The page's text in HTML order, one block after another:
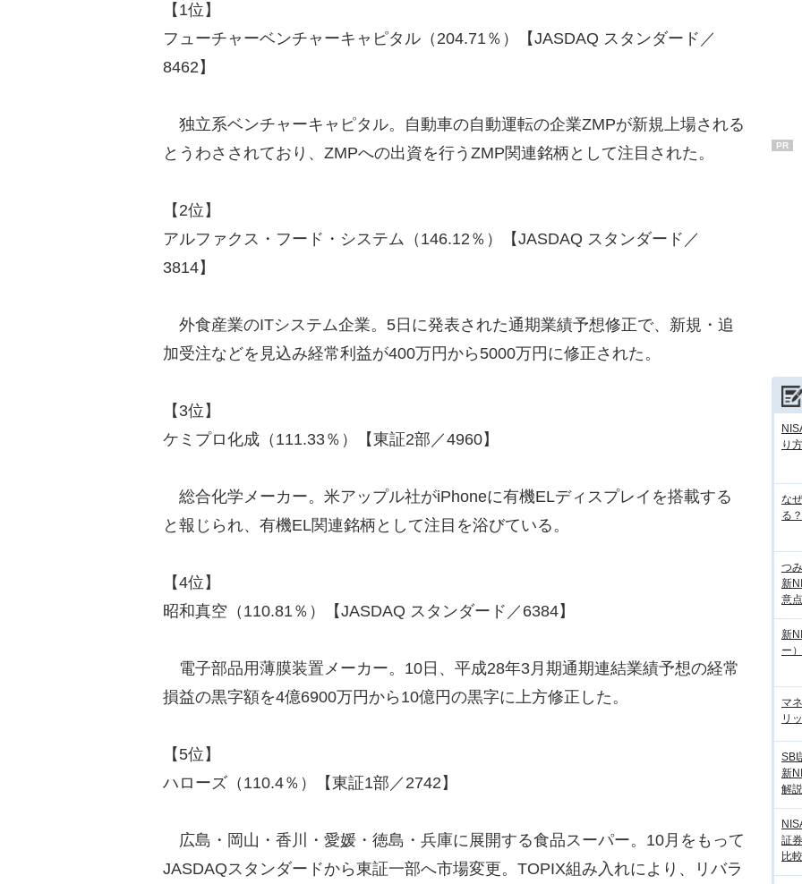
【1位】
フューチャーベンチャーキャピタル（204.71％）【JASDAQ スタンダード／
8462】
独立系ベンチャーキャピタル。自動車の自動運転の企業ZMPが新規上場される
とうわさされており、ZMPへの出資を行うZMP関連銘柄として注目された。
【2位】
アルファクス・フード・システム（146.12％）【JASDAQ スタンダード／
3814】
外食産業のITシステム企業。5日に発表された通期業績予想修正で、新規・追
加受注などを見込み経常利益が400万円から5000万円に修正された。
【3位】
ケミプロ化成（111.33％）【東証2部／4960】
総合化学メーカー。米アップル社がiPhoneに有機ELディスプレイを搭載する
と報じられ、有機EL関連銘柄として注目を浴びている。
【4位】
昭和真空（110.81％）【JASDAQ スタンダード／6384】
電子部品用薄膜装置メーカー。10日、平成28年3月期通期連結業績予想の経常
損益の黒字額を4億6900万円から10億円の黒字に上方修正した。
【5位】
ハローズ（110.4％）【東証1部／2742】
広島・岡山・香川・愛媛・徳島・兵庫に展開する食品スーパー。10月をもって
JASDAQスタンダードから東証一部へ市場変更。TOPIX組み入れにより、リバラ
PR
り
な
る
つ
新
意点
新
ー
マ
リ
SBI
新
解説
証
比較